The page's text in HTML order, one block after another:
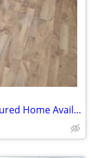
Handyman's elegant Arena Manufactured Home Available for Sale!!